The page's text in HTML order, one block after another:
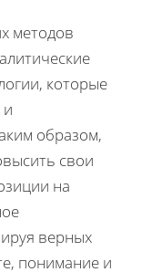
методов
которые
образом,
свои
на
верных
понимание и